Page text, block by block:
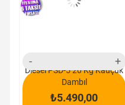
Diesel PSD-5 20 Kg Kauçuk
Dambıl
₺5.490,00
ürün